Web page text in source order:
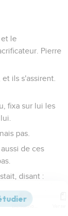
et le
Pierre
ils s'assirent.
fixa sur lui les
pas.
de ces
disant :